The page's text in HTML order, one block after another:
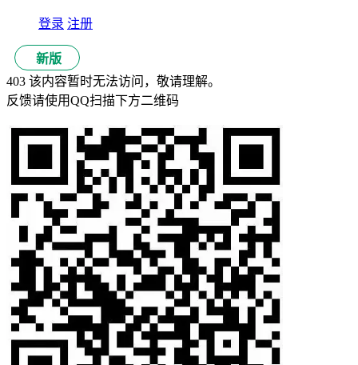
登录 注册
新版
403 该内容暂时无法访问，敬请理解。
反馈请使用QQ扫描下方二维码